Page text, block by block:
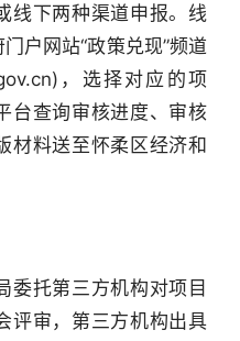
下两种渠道申报。线
户网站“政策兑现”频道
，选择对应的项
台查询审核进度、审核
材料送至怀柔区经济和
托第三方机构对项目
评审，第三方机构出具